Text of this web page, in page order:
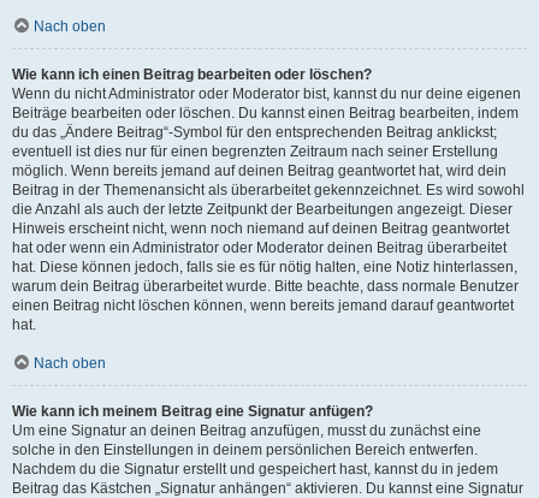
Nach oben
Wie kann ich einen Beitrag bearbeiten oder löschen?
Wenn du nicht Administrator oder Moderator bist, kannst du nur deine eigenen
Beiträge bearbeiten oder löschen. Du kannst einen Beitrag bearbeiten, indem
du das „Ändere Beitrag“-Symbol für den entsprechenden Beitrag anklickst;
eventuell ist dies nur für einen begrenzten Zeitraum nach seiner Erstellung
möglich. Wenn bereits jemand auf deinen Beitrag geantwortet hat, wird dein
Beitrag in der Themenansicht als überarbeitet gekennzeichnet. Es wird sowohl
die Anzahl als auch der letzte Zeitpunkt der Bearbeitungen angezeigt. Dieser
Hinweis erscheint nicht, wenn noch niemand auf deinen Beitrag geantwortet
hat oder wenn ein Administrator oder Moderator deinen Beitrag überarbeitet
hat. Diese können jedoch, falls sie es für nötig halten, eine Notiz hinterlassen,
warum dein Beitrag überarbeitet wurde. Bitte beachte, dass normale Benutzer
einen Beitrag nicht löschen können, wenn bereits jemand darauf geantwortet
hat.
Nach oben
Wie kann ich meinem Beitrag eine Signatur anfügen?
Um eine Signatur an deinen Beitrag anzufügen, musst du zunächst eine
solche in den Einstellungen in deinem persönlichen Bereich entwerfen.
Nachdem du die Signatur erstellt und gespeichert hast, kannst du in jedem
Beitrag das Kästchen „Signatur anhängen“ aktivieren. Du kannst eine Signatur